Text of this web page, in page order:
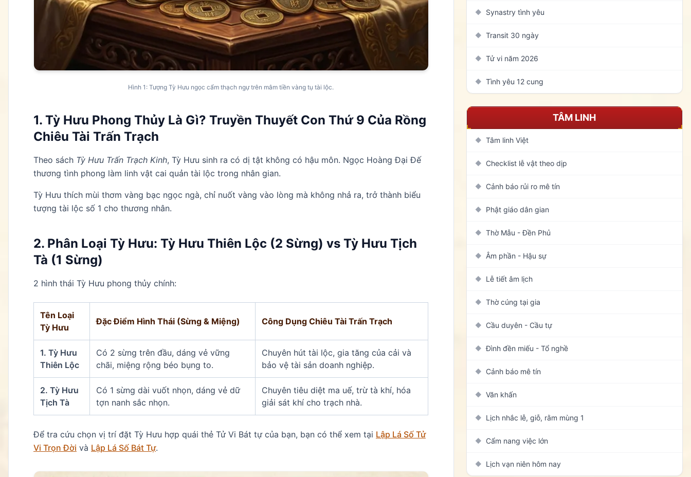
Hình 1: Tượng Tỳ Hưu ngọc cẩm thạch ngự trên mâm tiền vàng tụ tài lộc.
1. Tỳ Hưu Phong Thủy Là Gì? Truyền Thuyết Con Thứ 9 Của Rồng
Chiêu Tài Trấn Trạch
Theo sách Tỳ Hưu Trấn Trạch Kinh, Tỳ Hưu sinh ra có dị tật không có hậu môn. Ngọc Hoàng Đại Đế
thương tình phong làm linh vật cai quản tài lộc trong nhân gian.
Tỳ Hưu thích mùi thơm vàng bạc ngọc ngà, chỉ nuốt vàng vào lòng mà không nhả ra, trở thành biểu
tượng tài lộc số 1 cho thương nhân.
2. Phân Loại Tỳ Hưu: Tỳ Hưu Thiên Lộc (2 Sừng) vs Tỳ Hưu Tịch
Tà (1 Sừng)
2 hình thái Tỳ Hưu phong thủy chính:
Tên Loại
Tỳ Hưu
Đặc Điểm Hình Thái (Sừng & Miệng) Công Dụng Chiêu Tài Trấn Trạch
1. Tỳ Hưu
Thiên Lộc
Có 2 sừng trên đầu, dáng vẻ vững
chãi, miệng rộng béo bụng to.
Chuyên hút tài lộc, gia tăng của cải và
bảo vệ tài sản doanh nghiệp.
2. Tỳ Hưu
Tịch Tà
Có 1 sừng dài vuốt nhọn, dáng vẻ dữ
tợn nanh sắc nhọn.
Chuyên tiêu diệt ma uế, trừ tà khí, hóa
giải sát khí cho trạch nhà.
Để tra cứu chọn vị trí đặt Tỳ Hưu hợp quái thẻ Tử Vi Bát tự của bạn, bạn có thể xem tại Lập Lá Số Tử
Vi Trọn Đời và Lập Lá Số Bát Tự.
◆ Synastry tình yêu
◆ Transit 30 ngày
◆ Tử vi năm 2026
◆ Tình yêu 12 cung
TÂM LINH
◆ Tâm linh Việt
◆ Checklist lễ vật theo dịp
◆ Cảnh báo rủi ro mê tín
◆ Phật giáo dân gian
◆ Thờ Mẫu - Đền Phủ
◆ Âm phần - Hậu sự
◆ Lễ tiết âm lịch
◆ Thờ cúng tại gia
◆ Cầu duyên - Cầu tự
◆ Đình đền miếu - Tổ nghề
◆ Cảnh báo mê tín
◆ Văn khấn
◆ Lịch nhắc lễ, giỗ, rằm mùng 1
◆ Cẩm nang việc lớn
◆ Lịch vạn niên hôm nay